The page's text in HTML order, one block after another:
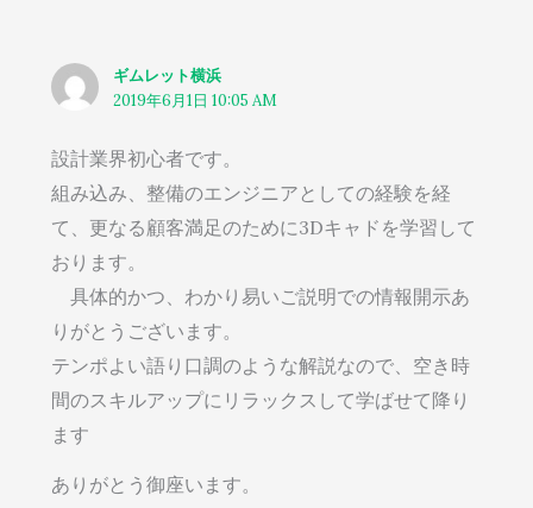
ギムレット横浜
2019年6月1日 10:05 AM
設計業界初心者です。
組み込み、整備のエンジニアとしての経験を経
て、更なる顧客満足のために3Dキャドを学習して
おります。
具体的かつ、わかり易いご説明での情報開示あ
りがとうございます。
テンポよい語り口調のような解説なので、空き時
間のスキルアップにリラックスして学ばせて降り
ます
ありがとう御座います。